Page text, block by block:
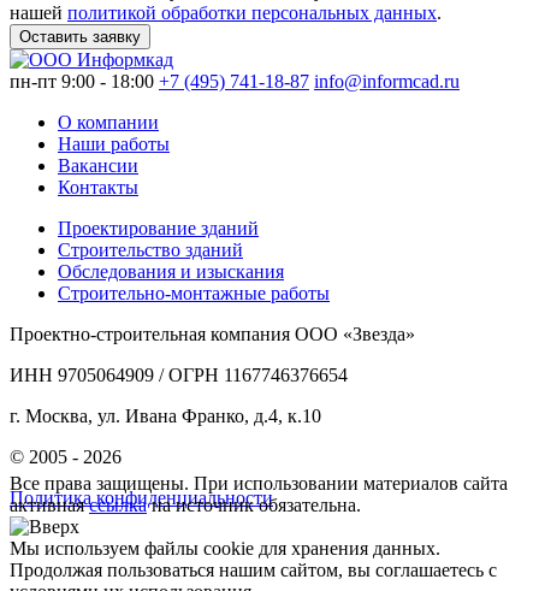
нашей политикой обработки персональных данных.
Оставить заявку
пн-пт 9:00 - 18:00 +7 (495) 741-18-87 info@informcad.ru
О компании
Наши работы
Вакансии
Контакты
Проектирование зданий
Строительство зданий
Обследования и изыскания
Строительно-монтажные работы
Проектно-строительная компания ООО «Звезда»
ИНН 9705064909 / ОГРН 1167746376654
г. Москва, ул. Ивана Франко, д.4, к.10
© 2005 - 2026
Политика конфиденциальности
Все права защищены. При использовании материалов сайта
активнаяссылкана источник обязательна.
Мы используем файлы cookie для хранения данных.
Продолжая пользоваться нашим сайтом, вы соглашаетесь с